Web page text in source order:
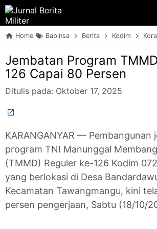
Home Babinsa Berita Kodim
Jembatan Program
126 Capai 80 Persen
Ditulis pada: Oktober 17, 2025
KARANGANYAR — Pembangunan
program TNI Manunggal
(TMMD) Reguler ke-126 Kodim
yang berlokasi di Desa
Kecamatan Tawangmangu, kini
persen pengerjaan, Sabtu (18/10/